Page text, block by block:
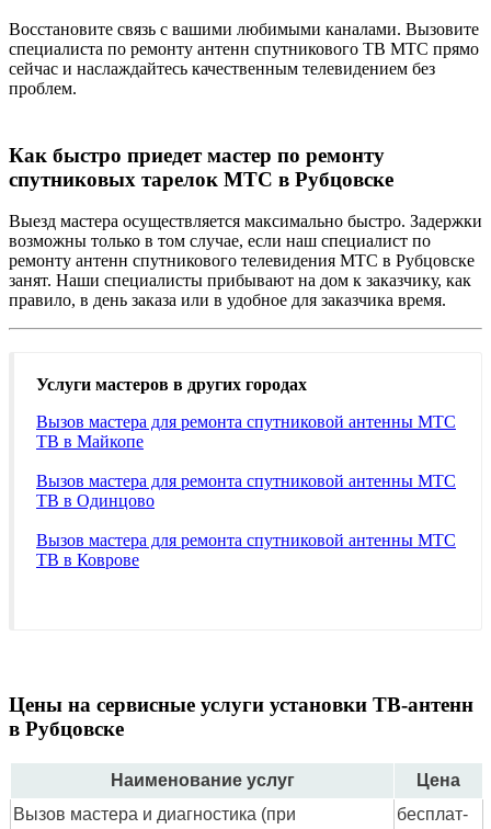
Восстановите связь с вашими любимыми каналами. Вызовите
специалиста по ремонту антенн спутникового ТВ МТС прямо
сейчас и наслаждайтесь качественным телевидением без
проблем.
Как быстро приедет мастер по ремонту
спутниковых тарелок МТС в Рубцовске
Выезд мастера осуществляется максимально быстро. Задержки
возможны только в том случае, если наш специалист по
ремонту антенн спутникового телевидения МТС в Рубцовске
занят. Наши специалисты прибывают на дом к заказчику, как
правило, в день заказа или в удобное для заказчика время.
Услуги мастеров в других городах
Вызов мастера для ремонта спутниковой антенны МТС
ТВ в Майкопе
Вызов мастера для ремонта спутниковой антенны МТС
ТВ в Одинцово
Вызов мастера для ремонта спутниковой антенны МТС
ТВ в Коврове
Цены на сервисные услуги установки ТВ-антенн
в Рубцовске
Наименование услуг
Цена
Вызов мастера и диагностика (при
бес­плат­